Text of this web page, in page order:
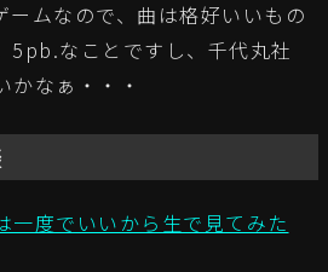
ームなので、曲は格好いいもの
5pb.なことですし、千代丸社
かなぁ・・・
一度でいいから生で見てみた